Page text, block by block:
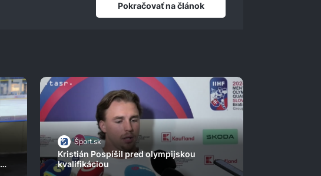
Pokračovať na článok
Šport.sk
Kristián Pospíšil pred olympijskou
kvalifikáciou